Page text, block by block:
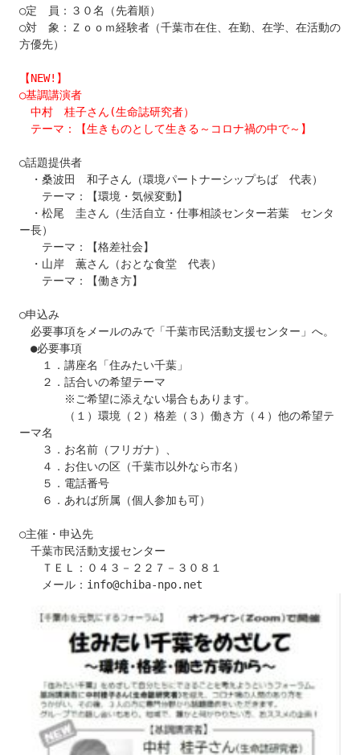
○定　員：３０名（先着順）
○対　象：Ｚｏｏｍ経験者（千葉市在住、在勤、在学、在活動の
方優先）
【NEW!】
○基調講演者
中村　桂子さん(生命誌研究者）
テーマ：【生きものとして生きる～コロナ禍の中で～】
○話題提供者
・桑波田　和子さん（環境パートナーシップちば　代表）
テーマ：【環境・気候変動】
・松尾　圭さん（生活自立・仕事相談センター若葉　センタ
ー長）
テーマ：【格差社会】
・山岸　薫さん（おとな食堂　代表）
テーマ：【働き方】
○申込み
必要事項をメールのみで「千葉市民活動支援センター」へ。
●必要事項
１．講座名「住みたい千葉」
２．話合いの希望テーマ
※ご希望に添えない場合もあります。
（１）環境（２）格差（３）働き方（４）他の希望テ
ーマ名
３．お名前（フリガナ）、
４．お住いの区（千葉市以外なら市名）
５．電話番号
６．あれば所属（個人参加も可）
○主催・申込先
千葉市民活動支援センター
ＴＥＬ：０４３－２２７－３０８１